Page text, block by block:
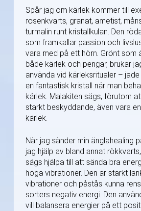
Spår jag om kärlek kommer till
rosenkvarts, granat, ametist,
turmalin runt kristallkulan. Den
som framkallar passion och
vara med på ett hörn. Grönt som
både kärlek och pengar, brukar
använda vid kärleksritualer –
en fantastisk kristall när man
kärlek. Malakiten sägs, förutom
starkt beskyddande, även vara
kärlek.
När jag sänder min änglahealing
jag hjälp av bland annat
sägs hjälpa till att sända bra
höga vibrationer. Den är starkt
vibrationer och påstås kunna
sorters negativ energi. Den
vill balansera energier på ett